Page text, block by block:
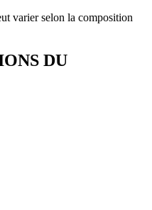
varier selon la composition
DU